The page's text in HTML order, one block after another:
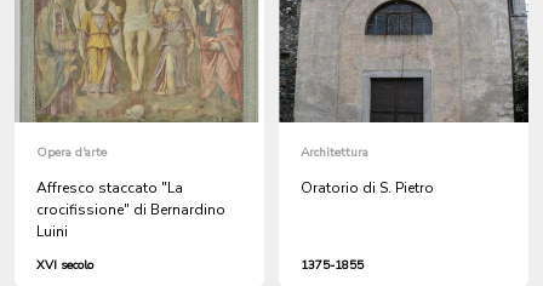
Opera d'arte
Affresco staccato "La
crocifissione" di Bernardino
Luini
XVI secolo
Architettura
Oratorio di S. Pietro
1375-1855